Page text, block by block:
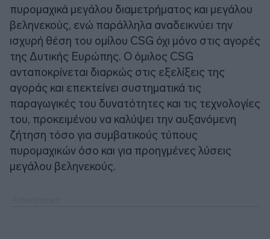
πυρομαχικά μεγάλου διαμετρήματος και μεγάλου
βεληνεκούς, ενώ παράλληλα αναδεικνύει την
ισχυρή θέση του ομίλου CSG όχι μόνο στις αγορές
της Δυτικής Ευρώπης. O όμιλος CSG
ανταποκρίνεται διαρκώς στις εξελίξεις της
αγοράς και επεκτείνει συστηματικά τις
παραγωγικές του δυνατότητες και τις τεχνολογίες
του, προκειμένου να καλύψει την αυξανόμενη
ζήτηση τόσο για συμβατικούς τύπους
πυρομαχικών όσο και για προηγμένες λύσεις
μεγάλου βεληνεκούς.